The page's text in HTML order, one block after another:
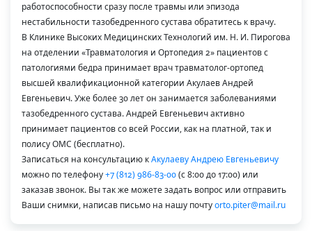
работоспособности сразу после травмы или эпизода
нестабильности тазобедренного сустава обратитесь к врачу.
В Клинике Высоких Медицинских Технологий им. Н. И. Пирогова
на отделении «Травматология и Ортопедия 2» пациентов с
патологиями бедра принимает врач травматолог-ортопед
высшей квалификационной категории Акулаев Андрей
Евгеньевич. Уже более 30 лет он занимается заболеваниями
тазобедренного сустава. Андрей Евгеньевич активно
принимает пациентов со всей России, как на платной, так и
полису ОМС (бесплатно).
Записаться на консультацию кАкулаеву Андрею Евгеньевичу
можно по телефону+7 (812) 986-83-00(с 8:00 до 17:00) или
заказав звонок. Вы так же можете задать вопрос или отправить
Ваши снимки, написав письмо на нашу почтуorto.piter@mail.ru